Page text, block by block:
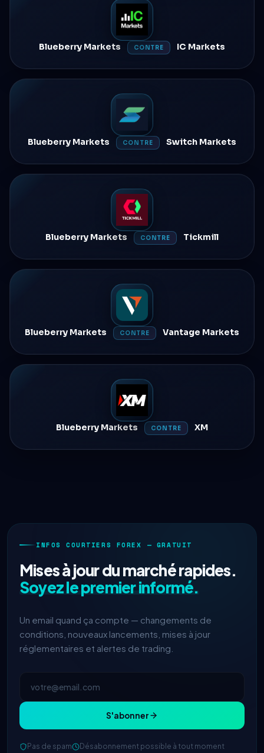
Blueberry Markets CONTRE IC Markets
Blueberry Markets CONTRE Switch Markets
Blueberry Markets CONTRE Tickmill
Blueberry Markets CONTRE Vantage Markets
Blueberry Markets CONTRE XM
INFOS COURTIERS FOREX — GRATUIT
Mises à jour du marché rapides.
Soyez le premier informé.
Un email quand ça compte — changements de
conditions, nouveaux lancements, mises à jour
réglementaires et alertes de trading.
S'abonner
Pas de spam Désabonnement possible à tout moment